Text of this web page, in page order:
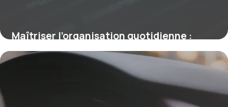
Maîtriser l’organisation quotidienne :
principes scientifiques pour des journées